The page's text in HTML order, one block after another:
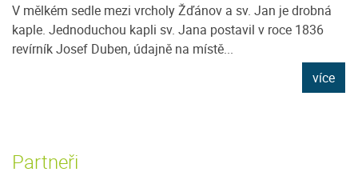
V mělkém sedle mezi vrcholy Žďánov a sv. Jan je drobná
kaple. Jednoduchou kapli sv. Jana postavil v roce 1836
revírník Josef Duben, údajně na místě...
více
Partneři